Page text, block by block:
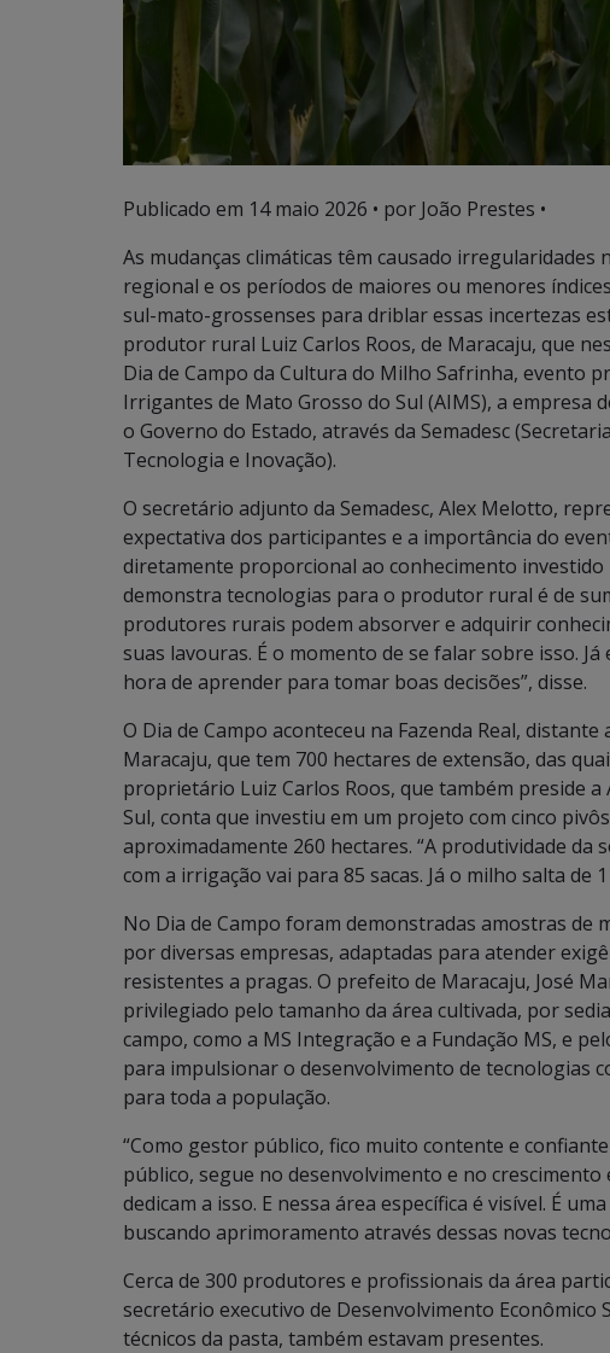
Publicado em 14 maio 2026 • por João Prestes •
As mudanças climáticas têm causado
regional e os períodos de maiores ou menores
sul-mato-grossenses para driblar essas incertezas
produtor rural Luiz Carlos Roos, de Maracaju, que
Dia de Campo da Cultura do Milho Safrinha, evento
Irrigantes de Mato Grosso do Sul (AIMS), a empresa
o Governo do Estado, através da Semadesc
Tecnologia e Inovação).
O secretário adjunto da Semadesc, Alex Melotto,
expectativa dos participantes e a importância do
diretamente proporcional ao conhecimento investido
demonstra tecnologias para o produtor rural é de
produtores rurais podem absorver e adquirir
suas lavouras. É o momento de se falar sobre isso.
hora de aprender para tomar boas decisões”, disse.
O Dia de Campo aconteceu na Fazenda Real,
Maracaju, que tem 700 hectares de extensão, das
proprietário Luiz Carlos Roos, que também preside
Sul, conta que investiu em um projeto com cinco
aproximadamente 260 hectares. “A produtividade da
com a irrigação vai para 85 sacas. Já o milho salta de
No Dia de Campo foram demonstradas amostras de
por diversas empresas, adaptadas para atender
resistentes a pragas. O prefeito de Maracaju, José
privilegiado pelo tamanho da área cultivada, por
campo, como a MS Integração e a Fundação MS, e
para impulsionar o desenvolvimento de tecnologias
para toda a população.
“Como gestor público, fico muito contente e
público, segue no desenvolvimento e no crescimento
dedicam a isso. E nessa área específica é visível. É
buscando aprimoramento através dessas novas
Cerca de 300 produtores e profissionais da área
secretário executivo de Desenvolvimento Econômico
técnicos da pasta, também estavam presentes.